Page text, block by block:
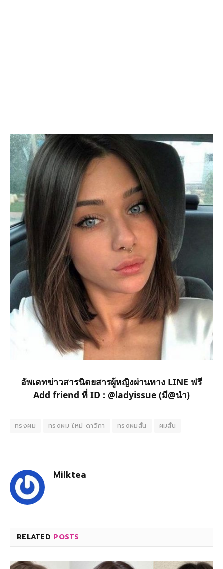
อัพเดทข่าวสารนิตยสารผู้หญิงผ่านทาง LINE ฟรี
Add friend ที่ ID : @ladyissue (มี@นำ)
ทรงผม ทรงผม ใหม่ ดาวิกา ทรงผมสั้น ผมสั้น
Milktea
RELATED POSTS